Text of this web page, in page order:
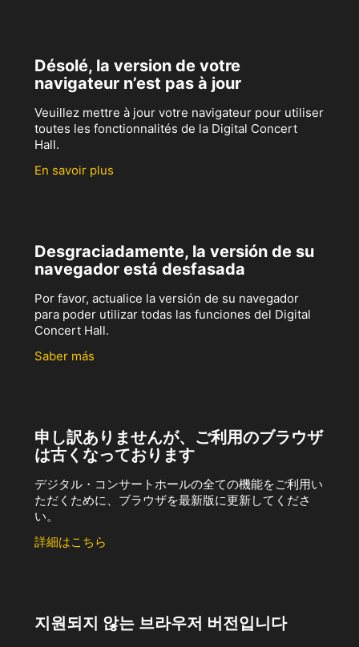
Désolé, la version de votre
navigateur n’est pas à jour
Veuillez mettre à jour votre navigateur pour utiliser
toutes les fonctionnalités de la Digital Concert
Hall.
En savoir plus
Desgraciadamente, la versión de su
navegador está desfasada
Por favor, actualice la versión de su navegador
para poder utilizar todas las funciones del Digital
Concert Hall.
Saber más
申し訳ありませんが、ご利用のブラウザ
は古くなっております
デジタル・コンサートホールの全ての機能をご利用い
ただくために、ブラウザを最新版に更新してくださ
い。
詳細はこちら
지원되지 않는 브라우저 버전입니다